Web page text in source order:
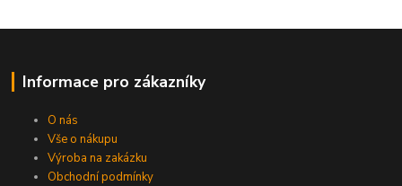
Informace pro zákazníky
O nás
Vše o nákupu
Výroba na zakázku
Obchodní podmínky